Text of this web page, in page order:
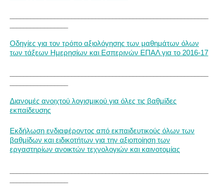
Οδηγίες για τον τρόπο αξιολόγησης των μαθημάτων όλων
των τάξεων Ημερησίων και Εσπερινών ΕΠΑΛ για το 2016-17
Διανομές ανοιχτού λογισμικού για όλες τις βαθμίδες
εκπαίδευσης
Εκδήλωση ενδιαφέροντος από εκπαιδευτικούς όλων των
βαθμίδων και ειδικοτήτων για την αξιοποίηση των
εργαστηρίων ανοικτών τεχνολογιών και καινοτομίας